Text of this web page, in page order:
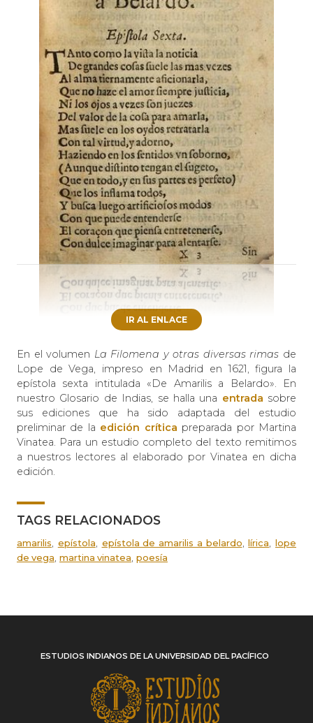
IR AL ENLACE
En el volumen La Filomena y otras diversas rimas de
Lope de Vega, impreso en Madrid en 1621, figura la
epístola sexta intitulada «De Amarilis a Belardo». En
nuestro Glosario de Indias, se halla una entrada sobre
sus ediciones que ha sido adaptada del estudio
preliminar de la edición crítica preparada por Martina
Vinatea. Para un estudio completo del texto remitimos
a nuestros lectores al elaborado por Vinatea en dicha
edición.
TAGS RELACIONADOS
amarilis, epístola, epístola de amarilis a belardo,lírica, lope
de vega, martina vinatea, poesía
ESTUDIOS INDIANOS DE LA UNIVERSIDAD DEL PACÍFICO